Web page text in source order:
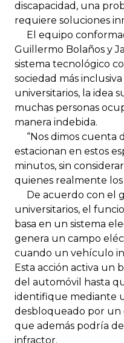
discapacidad, una
requiere soluciones
El equipo
Guillermo Bolaños y
sistema tecnológico
sociedad más
universitarios, la idea
muchas personas
manera indebida.
“Nos dimos cuenta
estacionan en estos
minutos, sin
quienes realmente los
De acuerdo con el
universitarios, el
basa en un sistema
genera un campo
cuando un vehículo
Esta acción activa un
del automóvil hasta
identifique mediante
desbloqueado por un
que además podría
infractor.